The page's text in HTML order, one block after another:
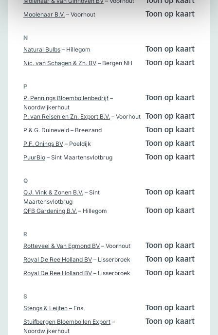
Moolenaar B.V. – Voorhout Toon op kaart
N
Natural Bulbs – Hillegom Toon op kaart
Nic. van Schagen & Zn. BV – Bergen NH Toon op kaart
P
P. Pennings Bloembollenbedrijf –
Noordwijkerhout
Toon op kaart
P. van Reisen en Zn. Export B.V. – Voorhout Toon op kaart
P.& G. Duineveld – Breezand Toon op kaart
P.F. Onings BV – Poeldijk Toon op kaart
PuurBio – Sint Maartensvlotbrug Toon op kaart
Q
Q.J. Vink & Zonen B.V. – Sint
Maartensvlotbrug
Toon op kaart
QFB Gardening B.V. – Hillegom Toon op kaart
R
Rotteveel & Van Egmond BV – Voorhout Toon op kaart
Royal De Ree Holland BV – Lisserbroek Toon op kaart
Royal De Ree Holland BV – Lisserbroek Toon op kaart
S
Stengs & Leijten – Ens Toon op kaart
Stuifbergen Bloembollen Export –
Noordwijkerhout
Toon op kaart